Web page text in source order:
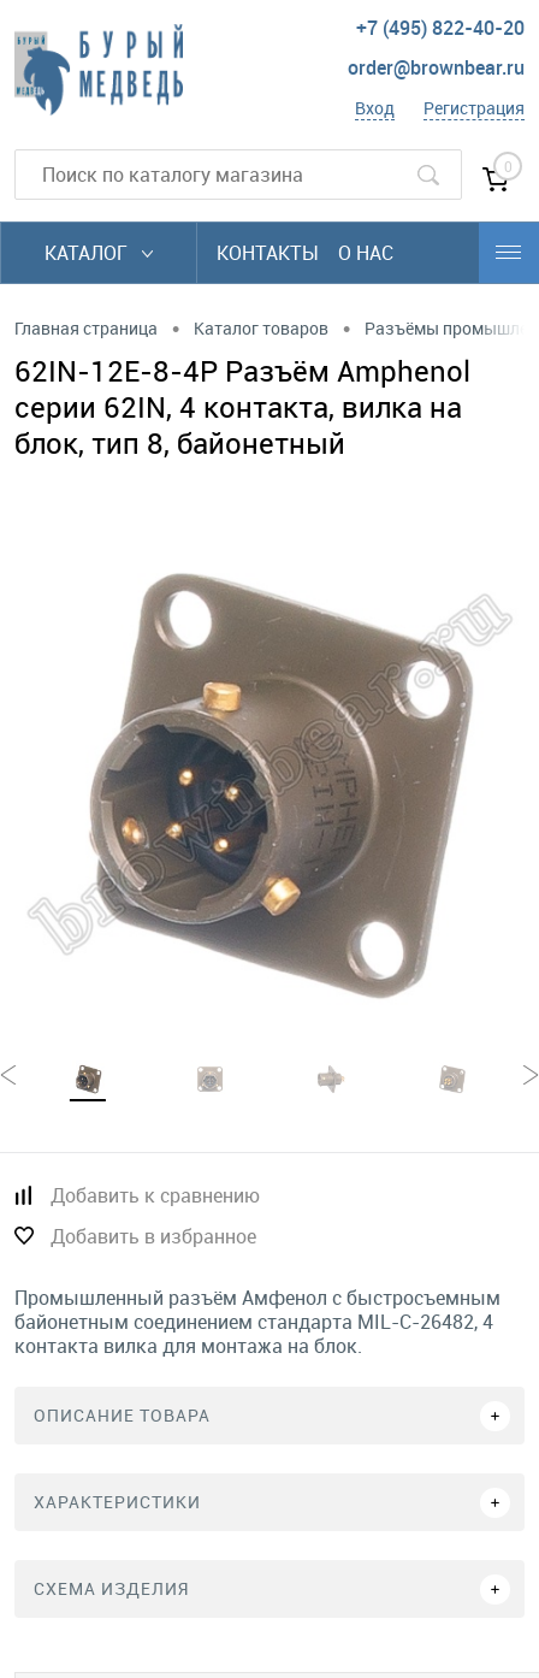
+7 (495) 822-40-20
order@brownbear.ru
Вход Регистрация
0
КАТАЛОГ КОНТАКТЫ О НАС
Главная страница • Каталог товаров • Разъёмы
62IN-12E-8-4P Разъём Amphenol
серии 62IN, 4 контакта, вилка на
блок, тип 8, байонетный
Добавить к сравнению
Добавить в избранное
Промышленный разъём Амфенол с быстросъемным
байонетным соединением стандарта MIL-C-26482, 4
контакта вилка для монтажа на блок.
ОПИСАНИЕ ТОВАРА
ХАРАКТЕРИСТИКИ
СХЕМА ИЗДЕЛИЯ